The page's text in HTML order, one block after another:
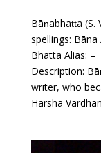
Bāṇabhaṭṭa (S.
spellings:
Bhatta Alias:
Description:
writer, who
Harsha